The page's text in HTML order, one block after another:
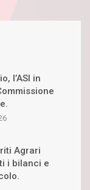
l’ASI in
Agrari
i bilanci e